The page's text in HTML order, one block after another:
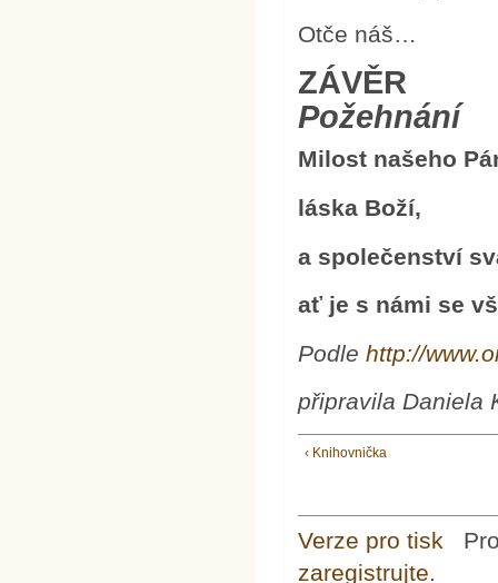
Otče náš…
ZÁVĚR
Požehnání
Milost našeho
láska Boží,
a společenství
ať je s námi se
Podlehttp://
připravila Daniela
‹ Knihovnička
Verze pro tisk
zaregistrujte.